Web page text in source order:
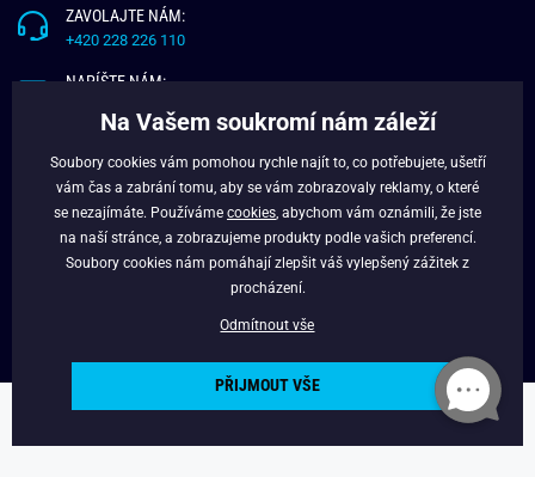
ZAVOLAJTE NÁM:
+420 228 226 110
NAPÍŠTE NÁM:
O NÁS
VĚRNOSTNÍ PROGRAM
Copyright © 2024 - Budchlap.cz Všechna práva vyhrazena. webdesign ©
Na Vašem soukromí nám záleží
Soubory cookies vám pomohou rychle najít to, co potřebujete, ušetří
vám čas a zabrání tomu, aby se vám zobrazovaly reklamy, o které
se nezajímáte. Používáme cookies , abychom vám oznámili, že jste
na naší stránce, a zobrazujeme produkty podle vašich preferencí.
Soubory cookies nám pomáhají zlepšit váš vylepšený zážitek z
procházení.
Odmítnout vše
PŘIJMOUT VŠE